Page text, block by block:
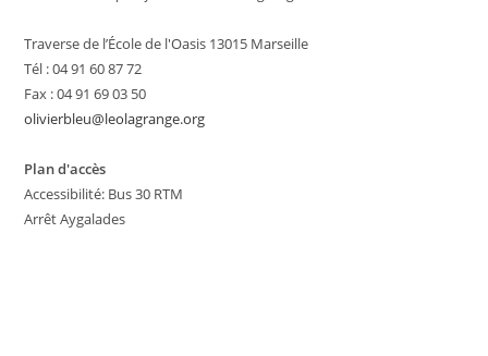
Traverse de l’École de l'Oasis 13015 Marseille
Tél : 04 91 60 87 72
Fax : 04 91 69 03 50
olivierbleu@leolagrange.org
Plan d'accès
Accessibilité: Bus 30 RTM
Arrêt Aygalades